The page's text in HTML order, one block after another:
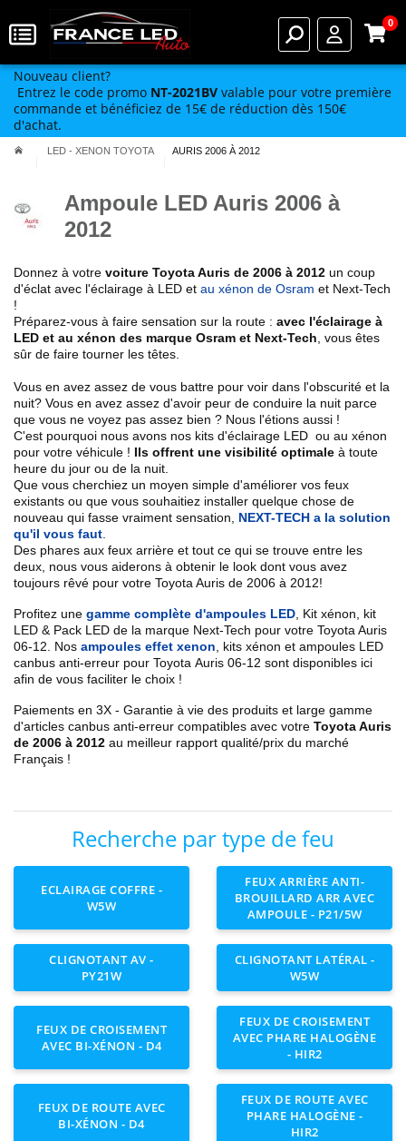
0
Nouveau client?
Entrez le code promo NT-2021BV valable pour votre première
commande et bénéficiez de 15€ de réduction dès 150€
d'achat.
LED - XENON TOYOTA AURIS 2006 À 2012
Ampoule LED Auris 2006 à
2012
Donnez à votre voiture ToyotaAuris de 2006 à 2012 un coup
d'éclat avec l'éclairage à LED et au xénon de Osram et Next-Tech
!
Préparez-vous à faire sensation sur la route : avec l'éclairage à
LED et au xénon des marque Osram et Next-Tech , vous êtes
sûr de faire tourner les têtes.
Vous en avez assez de vous battre pour voir dans l'obscurité et la
nuit? Vous en avez assez d'avoir peur de conduire la nuit parce
que vous ne voyez pas assez bien ? Nous l'étions aussi !
C'est pourquoi nous avons nos kits d'éclairage LED ou au xénon
pour votre véhicule ! Ils offrent une visibilité optimale à toute
heure du jour ou de la nuit.
Que vous cherchiez un moyen simple d'améliorer vos feux
existants ou que vous souhaitiez installer quelque chose de
nouveau qui fasse vraiment sensation,
NEXT-TECH a la solution
qu'il vous faut
Des phares aux feux arrière et tout ce qui se trouve entre les
deux, nous vous aiderons à obtenir le look dont vous avez
toujours rêvé pour votre Toyota Auris de 2006 à 2012!
Profitez une gamme complète d'ampoules LED Kit xénon, kit
LED & Pack LED de la marque Next-Tech pour votre Toyota Auris
06-12 . Nos ampoules effet xenon , kits xénon et ampoules LED
canbus anti-erreur pour Toyota Auris 06-12 sont disponibles ici
afin de vous faciliter le choix !
Paiements en 3X - Garantie à vie des produits et large gamme
d'articles canbus anti-erreur compatibles avec votre Toyota Auris
de 2006 à 2012 au meilleur rapport qualité/prix du marché
Français !
Recherche par type de feu
ECLAIRAGE COFFRE -
W5W
FEUX ARRIÈRE ANTI-
BROUILLARD ARR AVEC
AMPOULE - P21/5W
CLIGNOTANT AV -
PY21W
CLIGNOTANT LATÉRAL -
W5W
FEUX DE CROISEMENT
AVEC BI-XÉNON - D4
FEUX DE CROISEMENT
AVEC PHARE HALOGÈNE
- HIR2
FEUX DE ROUTE AVEC
BI-XÉNON - D4
FEUX DE ROUTE AVEC
PHARE HALOGÈNE -
HIR2